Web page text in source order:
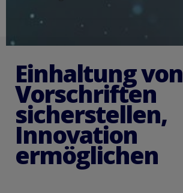
Einhaltungvon
Vorschriften
sicherstellen,
Innovation
ermöglichen